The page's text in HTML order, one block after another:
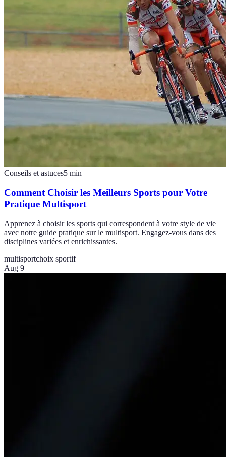
Conseils et astuces5 min
Comment Choisir les Meilleurs Sports pour Votre
Pratique Multisport
Apprenez à choisir les sports qui correspondent à votre style de vie
avec notre guide pratique sur le multisport. Engagez-vous dans des
disciplines variées et enrichissantes.
multisportchoix sportif
Aug 9